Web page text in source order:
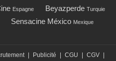
Espagne Beyazperde Turquie
Sensacine México Mexique
Publicité CGU CGV